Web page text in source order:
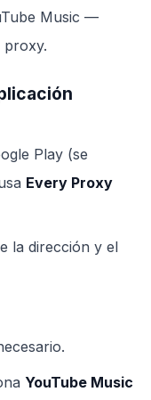
Music —
proxy.
Play (se
Every Proxy
la dirección y el
YouTube Music